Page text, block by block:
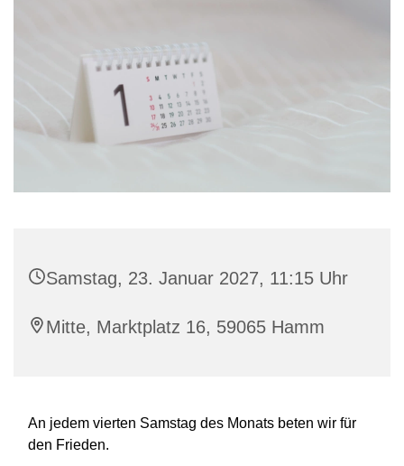
Samstag, 23. Januar 2027, 11:15 Uhr
Mitte, Marktplatz 16, 59065 Hamm
An jedem vierten Samstag des Monats beten wir für
den Frieden.